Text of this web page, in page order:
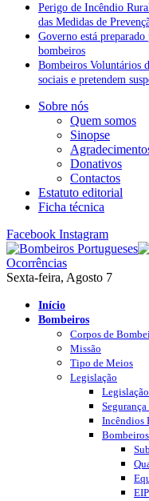
Perigo de Incêndio
das Medidas de
Governo está preparado
bombeiros
Bombeiros Voluntários
sociais e pretendem
Sobre nós
Quem somos
Sinopse
Donativos
Contactos
Estatuto editorial
Ficha técnica
Facebook Instagram
Ocorrências
Sexta-feira, Agosto 7
Início
Bombeiros
Corpos de
Missão
Tipo de Meios
Legislação
Incêndios
Bombeiros
EIP